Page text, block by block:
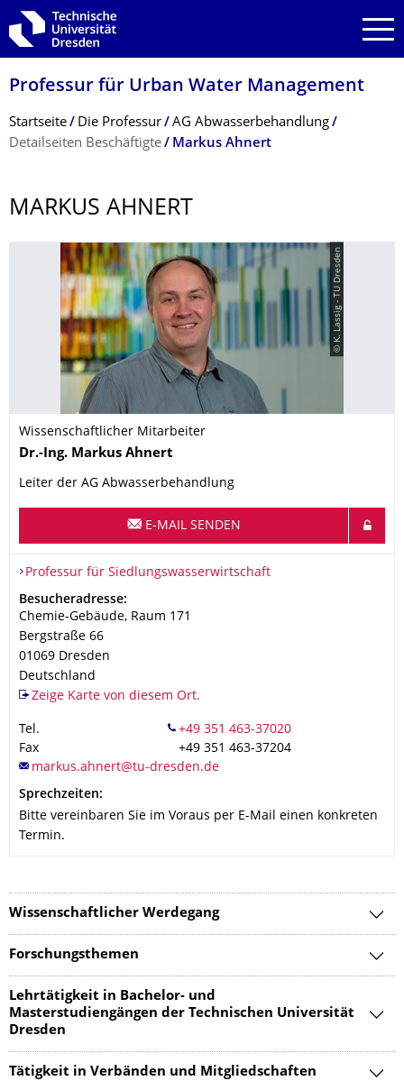
Zur Hauptnavigation springen
Zur Suche springen
Zum Inhalt springen
Professur für Urban Water Management
Breadcrumb-Menü
Startseite Die Professur
AG Abwasserbehandlung
Detailseiten Beschäftigte
Markus Ahnert
MARKUS AHNERT
© K. Lassig - TU Dresden
Wissenschaftlicher Mitarbeiter
Name
Dr.-Ing. Markus Ahnert
Leiter der AG Abwasserbehandlung
E-MAIL SENDEN
Organisationsname
Professur für Siedlungswasserwirtschaft
Professur für Siedlungswasserwirtschaft
Adresse
Besucheradresse:
Chemie-Gebäude, Raum 171
Bergstraße 66
01069 Dresden
Deutschland
Zeige Karte von diesem Ort.
Tel.
Fax
+49 351 463-37204
Sprechzeiten:
Bitte vereinbaren Sie im Voraus per E-Mail einen konkreten
Termin.
Wissenschaftlicher Werdegang
Forschungsthemen
Lehrtätigkeit in Bachelor- und
Masterstudiengängen der Technischen Universität
Dresden
Tätigkeit in Verbänden und Mitgliedschaften